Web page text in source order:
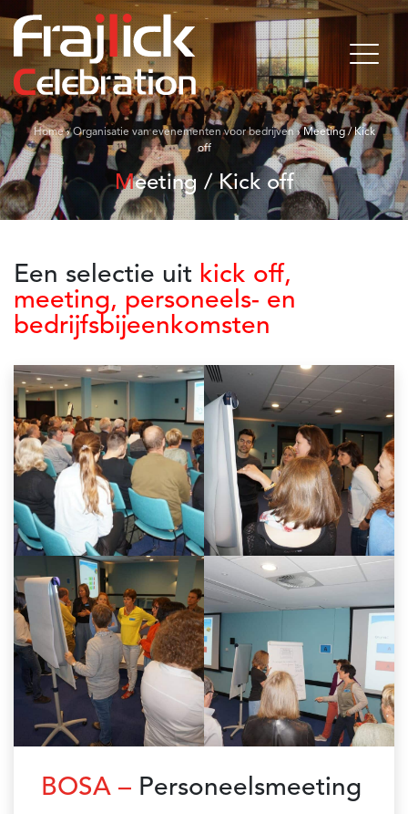
Home›Organisatie van evenementen voor bedrijven›Meeting / Kick
off
Meeting / Kick off
Een selectie uit kick off,
meeting, personeels- en
bedrijfsbijeenkomsten
BOSA – Personeelsmeeting